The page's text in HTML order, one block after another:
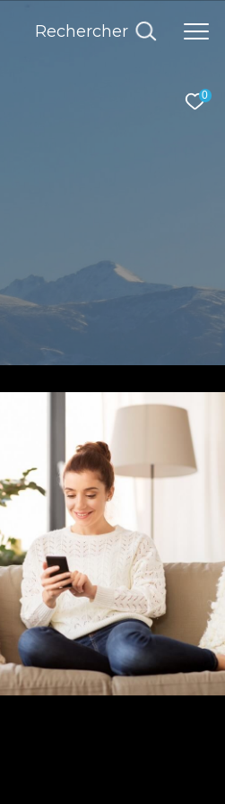
0
Rechercher